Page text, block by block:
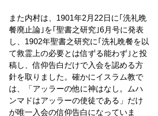
また内村は、1901年2月22日に｢洗礼晩
餐廃止論｣を｢聖書之研究｣6月号に発表
し、1902年聖書之研究に｢洗礼晩餐を以
て救霊上の必要とは信ずる能わず｣と投
稿し、信仰告白だけで入会を認める方
針を取りました。確かにイスラム教で
は、「アッラーの他に神はなし。ムハ
ンマドはアッラーの使徒である」だけ
が唯一入会の信仰告白になっていま